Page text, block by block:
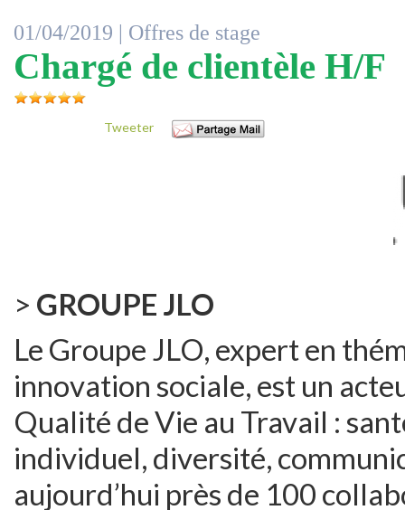
01/04/2019 | Offres de stage
Chargé de clientèle H/F
Tweeter
> GROUPE JLO
Le Groupe JLO, expert en
innovation sociale, est un
Qualité de Vie au Travail :
individuel, diversité,
aujourd’hui près de 100